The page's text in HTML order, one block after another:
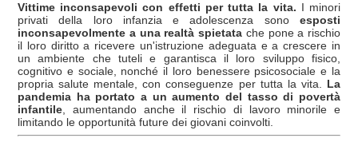
Vittime inconsapevoli con effetti per tutta la vita. I minori
privati della loro infanzia e adolescenza sono esposti
inconsapevolmente a una realtà spietata che pone a rischio
il loro diritto a ricevere un'istruzione adeguata e a crescere in
un ambiente che tuteli e garantisca il loro sviluppo fisico,
cognitivo e sociale, nonché il loro benessere psicosociale e la
propria salute mentale, con conseguenze per tutta la vita. La
pandemia ha portato a un aumento del tasso di povertà
infantile
aumentando anche il rischio di lavoro minorile e
limitando le opportunità future dei giovani coinvolti.